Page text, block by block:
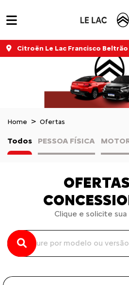
Citroën Le Lac Francisco Beltrão
Home Ofertas
Todos PESSOA FÍSICA
Clique e solicite